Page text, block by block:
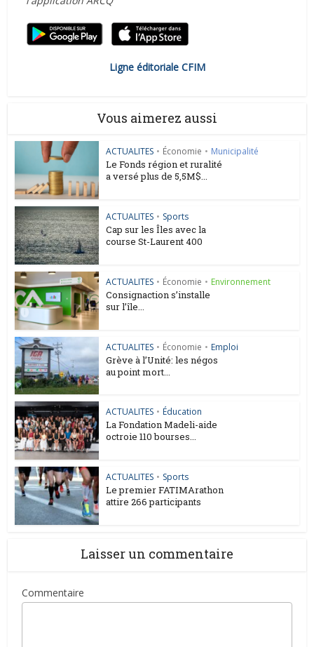
Ligne éditoriale CFIM
Vous aimerez aussi
ACTUALITES • Économie • Municipalité
Le Fonds région et ruralité
a versé plus de 5,5M$...
ACTUALITES • Sports
Cap sur les Îles avec la
course St-Laurent 400
ACTUALITES • Économie • Environnement
Consignaction s’installe
sur l’île...
ACTUALITES • Économie • Emploi
Grève à l’Unité: les négos
au point mort...
ACTUALITES • Éducation
La Fondation Madeli-aide
octroie 110 bourses...
ACTUALITES • Sports
Le premier FATIMArathon
attire 266 participants
Laisser un commentaire
Commentaire